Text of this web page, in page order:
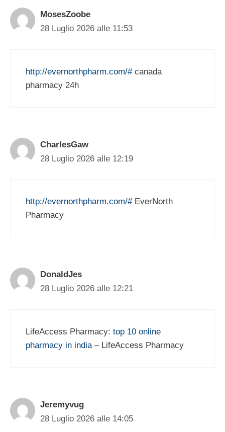
MosesZoobe
28 Luglio 2026 alle 11:53
http://evernorthpharm.com/#canada
pharmacy 24h
CharlesGaw
28 Luglio 2026 alle 12:19
http://evernorthpharm.com/#EverNorth
Pharmacy
DonaldJes
28 Luglio 2026 alle 12:21
LifeAccess Pharmacy: top 10 online
pharmacy in india– LifeAccess Pharmacy
Jeremyvug
28 Luglio 2026 alle 14:05